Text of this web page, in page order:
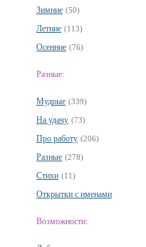
Зимние (50)
Летние (113)
Осенние (76)
Разные:
Мудрые (339)
На удачу (73)
Про работу (206)
Разные (278)
Стихи (11)
Открытки с именами
Возможности: